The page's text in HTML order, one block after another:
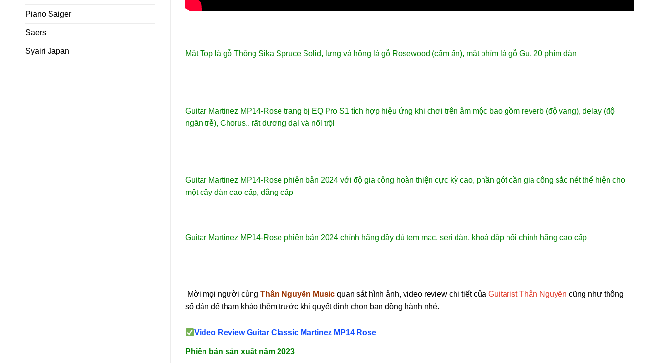
Piano Saiger
Saers
Syairi Japan Mặt Top là gỗ Thông Sika Spruce Solid, lưng và hông là gỗ Rosewood (cẩm ấn), mặt phím là gỗ Gụ, 20 phím đàn
Guitar Martinez MP14-Rose trang bị EQ Pro S1 tích hợp hiệu ứng khi chơi trên âm mộc bao gồm reverb (độ vang), delay (độ
ngân trễ), Chorus.. rất đương đại và nổi trội
Guitar Martinez MP14-Rose phiên bản 2024 với độ gia công hoàn thiện cực kỳ cao, phần gót cần gia công sắc nét thể hiện cho
một cây đàn cao cấp, đẳng cấp
Guitar Martinez MP14-Rose phiên bản 2024 chính hãng đầy đủ tem mac, seri đàn, khoá dập nổi chính hãng cao cấp
Mời mọi người cùng Thân Nguyễn Music quan sát hình ảnh, video review chi tiết của Guitarist Thân Nguyễn cũng như thông
số đàn để tham khảo thêm trước khi quyết định chọn bạn đồng hành nhé.
Video Review Guitar Classic Martinez MP14 Rose
Phiên bản sản xuất năm 2023